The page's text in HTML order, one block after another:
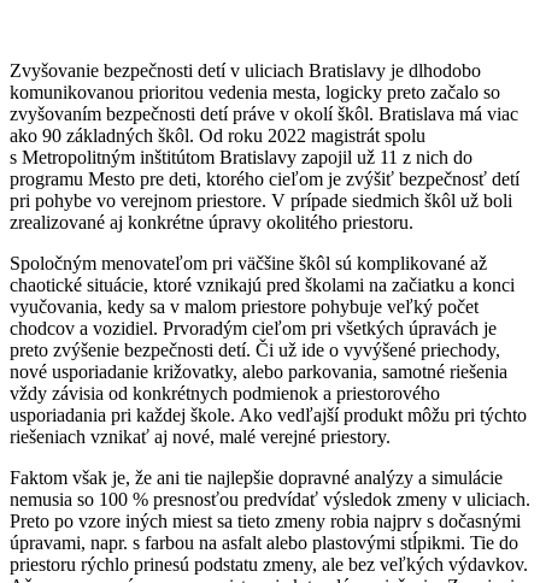
Zvyšovanie bezpečnosti detí v uliciach Bratislavy je dlhodobo
komunikovanou prioritou vedenia mesta, logicky preto začalo so
zvyšovaním bezpečnosti detí práve v okolí škôl. Bratislava má viac
ako 90 základných škôl. Od roku 2022 magistrát spolu
s Metropolitným inštitútom Bratislavy zapojil už 11 z nich do
programu Mesto pre deti, ktorého cieľom je zvýšiť bezpečnosť detí
pri pohybe vo verejnom priestore. V prípade siedmich škôl už boli
zrealizované aj konkrétne úpravy okolitého priestoru.
Spoločným menovateľom pri väčšine škôl sú komplikované až
chaotické situácie, ktoré vznikajú pred školami na začiatku a konci
vyučovania, kedy sa v malom priestore pohybuje veľký počet
chodcov a vozidiel. Prvoradým cieľom pri všetkých úpravách je
preto zvýšenie bezpečnosti detí. Či už ide o vyvýšené priechody,
nové usporiadanie križovatky, alebo parkovania, samotné riešenia
vždy závisia od konkrétnych podmienok a priestorového
usporiadania pri každej škole. Ako vedľajší produkt môžu pri týchto
riešeniach vznikať aj nové, malé verejné priestory.
Faktom však je, že ani tie najlepšie dopravné analýzy a simulácie
nemusia so 100 % presnosťou predvídať výsledok zmeny v uliciach.
Preto po vzore iných miest sa tieto zmeny robia najprv s dočasnými
úpravami, napr. s farbou na asfalt alebo plastovými stĺpikmi. Tie do
priestoru rýchlo prinesú podstatu zmeny, ale bez veľkých výdavkov.